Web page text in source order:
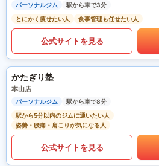
パーソナルジム
駅から車で3分
とにかく痩せたい人
食事管理も任せたい人
公式サイトを見る
かたぎり塾
本山店
パーソナルジム
駅から車で8分
駅から5分以内のジムに通いたい人
姿勢・腰痛・肩こりが気になる人
公式サイトを見る